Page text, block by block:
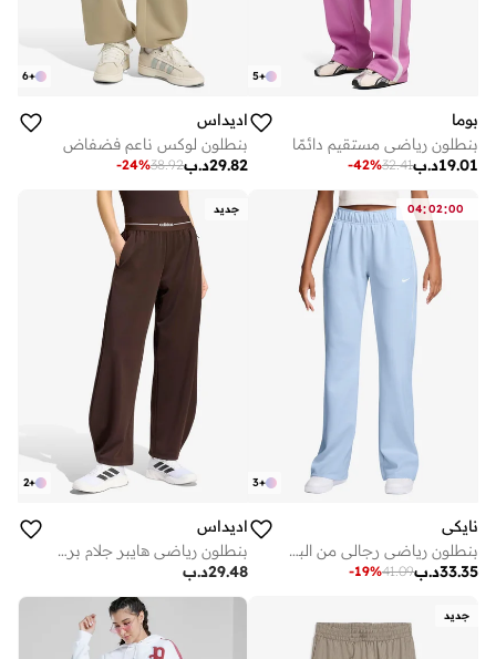
+
5
بوما
بنطلون رياضي مستقيم دائمًا
د.ب19.01
32.41
-42%
+
6
اديداس
بنطلون لوكس ناعم فضفاض
د.ب29.82
38.92
-24%
04:02:00
+
3
نايكي
بنطلون رياضي رجالي من البوليستر المحبوك
د.ب33.35
41.09
-19%
جديد
+
2
اديداس
بنطلون رياضي هايبر جلام برميل
د.ب29.48
جديد